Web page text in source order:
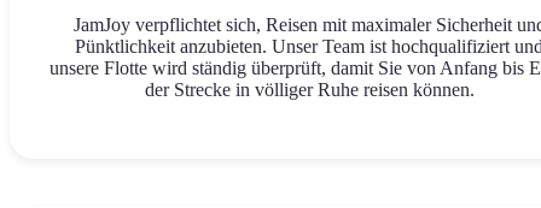
JamJoy verpflichtet sich, Reisen mit maximaler Sicherheit
Pünktlichkeit anzubieten. Unser Team ist hochqualifiziert
unsere Flotte wird ständig überprüft, damit Sie von Anfang bis
der Strecke in völliger Ruhe reisen können.